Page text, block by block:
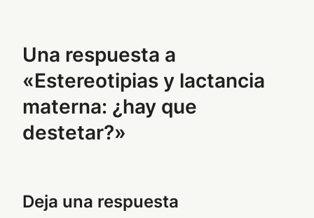
Una respuesta a
«Estereotipias y lactancia
materna: ¿hay que
destetar?»
Deja una respuesta